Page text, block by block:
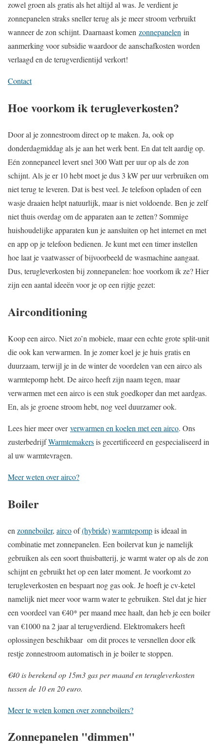
zowel groen als gratis als het altijd al was. Je verdient je
zonnepanelen straks sneller terug als je meer stroom verbruikt
wanneer de zon schijnt. Daarnaast komen zonnepanelen in
aanmerking voor subsidie waardoor de aanschafkosten worden
verlaagd en de terugverdientijd verkort!
Contact
Hoe voorkom ik terugleverkosten?
Door al je zonnestroom direct op te maken. Ja, ook op
donderdagmiddag als je aan het werk bent. En dat telt aardig op.
Eén zonnepaneel levert snel 300 Watt per uur op als de zon
schijnt. Als je er 10 hebt moet je dus 3 kW per uur verbruiken om
niet terug te leveren. Dat is best veel. Je telefoon opladen of een
wasje draaien helpt natuurlijk, maar is niet voldoende. Ben je zelf
niet thuis overdag om de apparaten aan te zetten? Sommige
huishoudelijke apparaten kun je aansluiten op het internet en met
en app op je telefoon bedienen. Je kunt met een timer instellen
hoe laat je vaatwasser of bijvoorbeeld de wasmachine aangaat.
Dus, terugleverkosten bij zonnepanelen: hoe voorkom ik ze? Hier
zijn een aantal ideeën voor je op een rijtje gezet:
Airconditioning
Koop een airco. Niet zo’n mobiele, maar een echte grote split-unit
die ook kan verwarmen. In je zomer koel je je huis gratis en
duurzaam, terwijl je in de winter de voordelen van een airco als
warmtepomp hebt. De airco heeft zijn naam tegen, maar
verwarmen met een airco is een stuk goedkoper dan met aardgas.
En, als je groene stroom hebt, nog veel duurzamer ook.
Lees hier meer oververwarmen en koelen met een airco. Ons
zusterbedrijfWarmtemakersis gecertificeerd en gespecialiseerd in
al uw warmtevragen.
Meer weten over airco?
Boiler
en zonneboiler, aircoof(hybride)warmtepompis ideaal in
combinatie met zonnepanelen. Een boilervat kun je namelijk
gebruiken als een soort thuisbatterij, je warmt water op als de zon
schijnt en gebruikt het op een later moment. Je voorkomt zo
terugleverkosten en bespaart nog gas ook. Je hoeft je cv-ketel
namelijk niet meer voor warm water te gebruiken. Stel dat je hier
een voordeel van €40* per maand mee haalt, dan heb je een boiler
van €1000 na 2 jaar al terugverdiend. Elektromakers heeft
oplossingen beschikbaar om dit proces te versnellen door elk
restje zonnestroom automatisch in je boiler te stoppen.
€40 is berekend op 15m3 gas per maand en terugleverkosten
tussen de 10 en 20 euro.
Meer te weten komen over zonneboilers?
Zonnepanelen "dimmen"